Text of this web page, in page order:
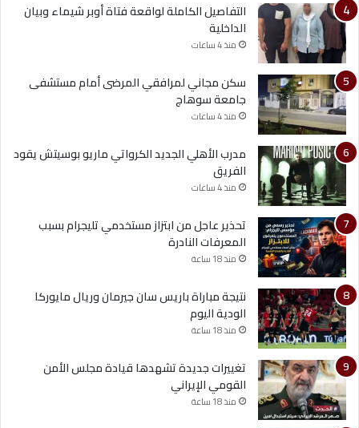
التفاصيل الكاملة لواقعة فتاة أوبر شيماء وبيان
الداخلية
منذ 4 ساعات
سكن مجاني لمرافقي المرضى أمام مستشفى
جامعة سوهاج
منذ 4 ساعات
مدرب الأهلي الجديد الكرواتي ماريو بوسيتش يقود
الفريق
منذ 4 ساعات
تحذير عاجل من ابتزاز مستخدمي تليجرام بسبب
المعرفات النادرة
منذ 18 ساعة
نتيجة مباراة باريس سان جيرمان وريال مايوركا
الودية اليوم
منذ 18 ساعة
تغييرات جديدة تشهدها قيادة مجلس الأمن
القومي الإيراني
منذ 18 ساعة